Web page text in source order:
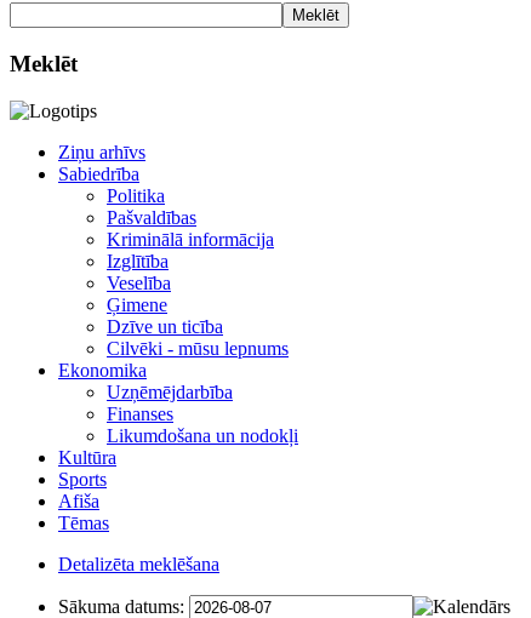
Meklēt
Meklēt
Ziņu arhīvs
Sabiedrība
Politika
Pašvaldības
Kriminālā informācija
Izglītība
Veselība
Ģimene
Dzīve un ticība
Cilvēki - mūsu lepnums
Ekonomika
Uzņēmējdarbība
Finanses
Likumdošana un nodokļi
Kultūra
Sports
Afiša
Tēmas
Detalizēta meklēšana
Sākuma datums: